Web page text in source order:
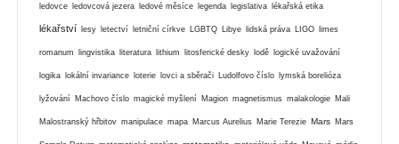
ledovce ledovcová jezera ledové měsíce legenda legislativa lékařská etika
lékařství lesy letectví letniční církve LGBTQ Libye lidská práva LIGO limes
romanum lingvistika literatura lithium litosferické desky lodě logické uvažování
logika lokální invariance loterie lovci a sběrači Ludolfovo číslo lymská borelióza
lyžování Machovo číslo magické myšlení Magion magnetismus malakologie Mali
Malostranský hřbitov manipulace mapa Marcus Aurelius Marie Terezie Mars Mars